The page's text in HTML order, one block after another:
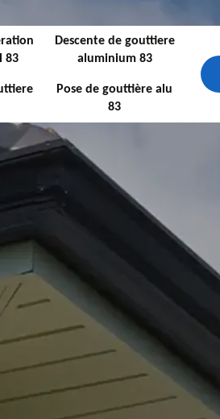
83
Descente de gouttiere
aluminium 83
Pose de gouttière alu
83